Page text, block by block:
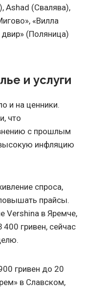
Ashad (Свалява),
«Вилла
(Поляница)
и услуги
и на ценники.
что
с прошлым
инфляцию
спроса,
прайсы.
Vershina в Яремче,
гривен, сейчас
гривен до 20
в Славском,